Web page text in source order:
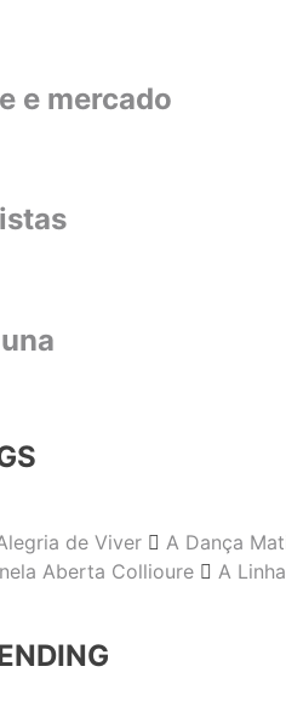
e mercado
de Viver A Dança
Aberta Collioure
A